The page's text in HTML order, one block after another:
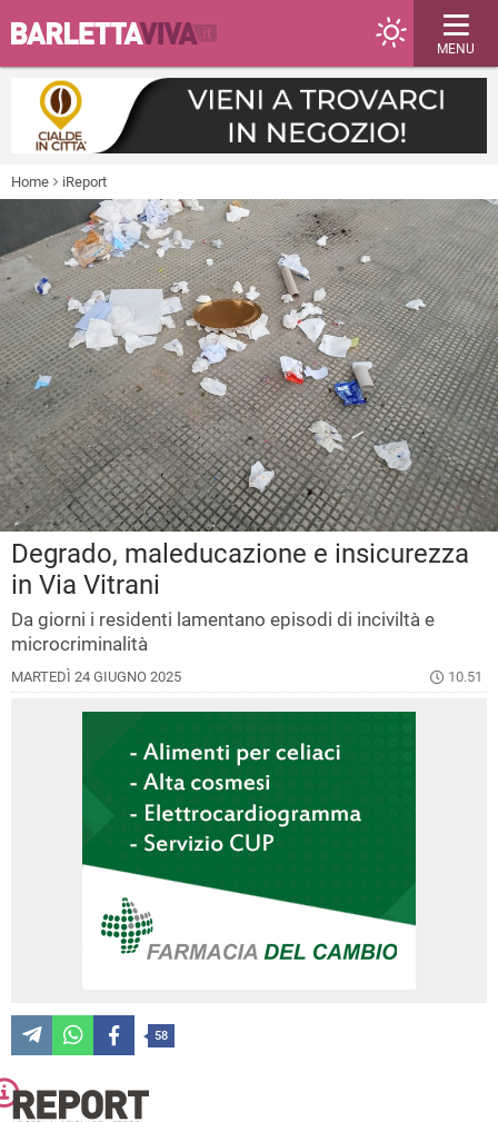
MENU
Home iReport
Degrado, maleducazione e insicurezza
in Via Vitrani
Da giorni i residenti lamentano episodi di inciviltà e
microcriminalità
MARTEDÌ 24 GIUGNO 2025 10.51
58